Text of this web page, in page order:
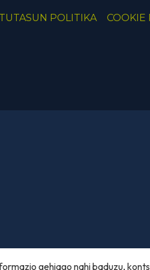
POLITIKA COOKIE
gehiago nahi baduzu,